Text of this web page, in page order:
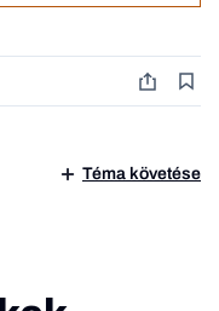
Téma követése